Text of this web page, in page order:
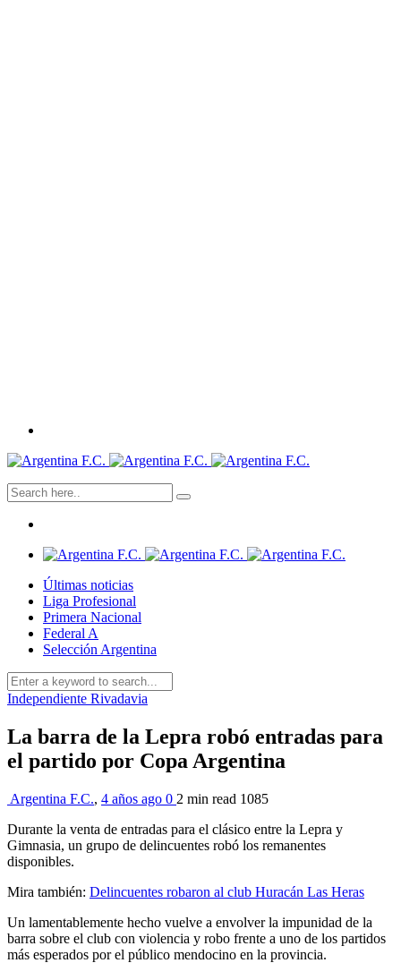
Últimas noticias
Liga Profesional
Primera Nacional
Federal A
Selección Argentina
Independiente Rivadavia
La barra de la Lepra robó entradas para
el partido por Copa Argentina
Argentina F.C., 4 años ago 0 2 min read 1085
Durante la venta de entradas para el clásico entre la Lepra y
Gimnasia, un grupo de delincuentes robó los remanentes
disponibles.
Mira también: Delincuentes robaron al club Huracán Las Heras
Un lamentablemente hecho vuelve a envolver la impunidad de la
barra sobre el club con violencia y robo frente a uno de los partidos
más esperados por el público mendocino en la provincia.